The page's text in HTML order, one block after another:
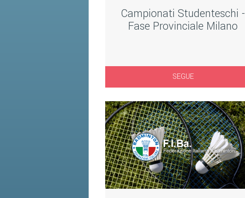
Campionati Studenteschi -
Fase Provinciale Milano
SEGUE